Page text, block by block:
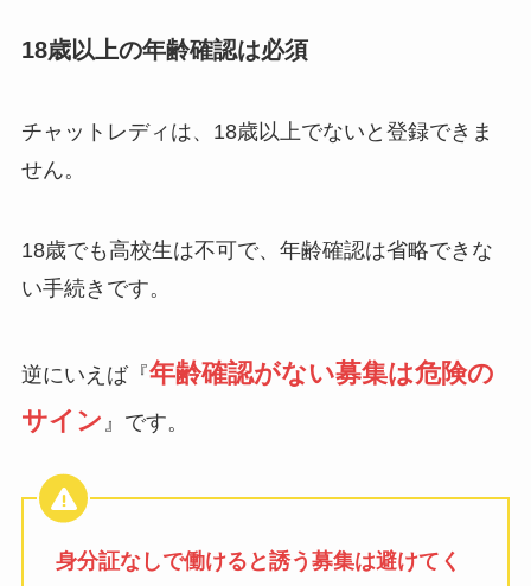
18歳以上の年齢確認は必須
チャットレディは、18歳以上でないと登録できま
せん。
18歳でも高校生は不可で、年齢確認は省略できな
い手続きです。
逆にいえば『年齢確認がない募集は危険の
サイン 』です。
身分証なしで働けると誘う募集は避けてく